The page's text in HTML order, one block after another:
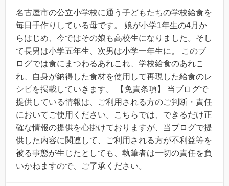
名古屋市の公立小学校に通う子どもたちの学校給食を
毎日手作りしている母です。 娘が小学1年生の4月か
らはじめ、今ではその娘も高校生になりました。そし
て長男は小学五年生、次男は小学一年生に。 このブ
ログでは食にまつわるあれこれ、学校給食のあれこ
れ、自身が納得した食材を使用して再現した給食のレ
シピを掲載していきます。 【免責条項】 当ブログで
提供している情報は、ご利用される方のご判断・責任
においてご使用ください。こちらでは、できるだけ正
確な情報の提供を心掛けておりますが、当ブログで提
供した内容に関連して、ご利用される方が不利益等を
被る事態が生じたとしても、執筆者は一切の責任を負
いかねますので、ご了承ください。